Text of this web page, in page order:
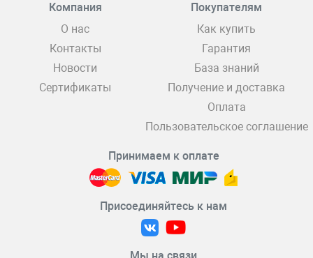
Компания
О нас
Контакты
Новости
Сертификаты
Покупателям
Как купить
Гарантия
База знаний
Получение и доставка
Оплата
Пользовательское соглашение
Принимаем к оплате
Присоединяйтесь к нам
Мы на связи